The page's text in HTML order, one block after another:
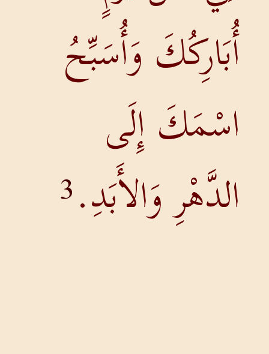
أُبَارِكُكَ وَأُسَبِّحُ
اسْمَكَ إِلَى
الدَّهْرِ وَالأَبَدِ.3